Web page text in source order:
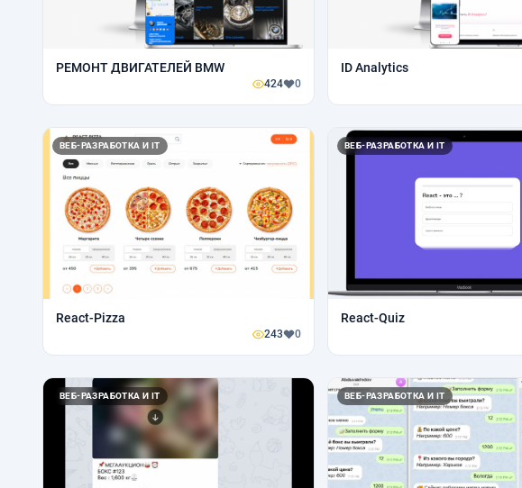
РЕМОНТ ДВИГАТЕЛЕЙ BMW
424 0
ID Analytics
ВЕБ-РАЗРАБОТКА И IT
React-Pizza
243 0
ВЕБ-РАЗРАБОТКА И IT
React-Quiz
ВЕБ-РАЗРАБОТКА И IT ВЕБ-РАЗРАБОТКА И IT